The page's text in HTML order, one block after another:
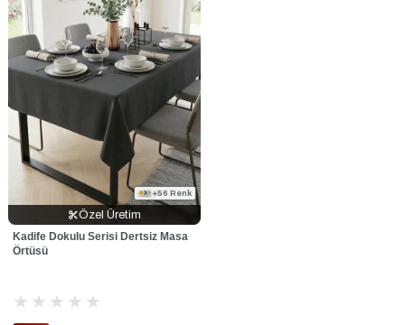
Özel Üretim
+56 Renk
Kadife Dokulu Serisi Dertsiz Masa
Örtüsü
★ ★ ★ ★ ★